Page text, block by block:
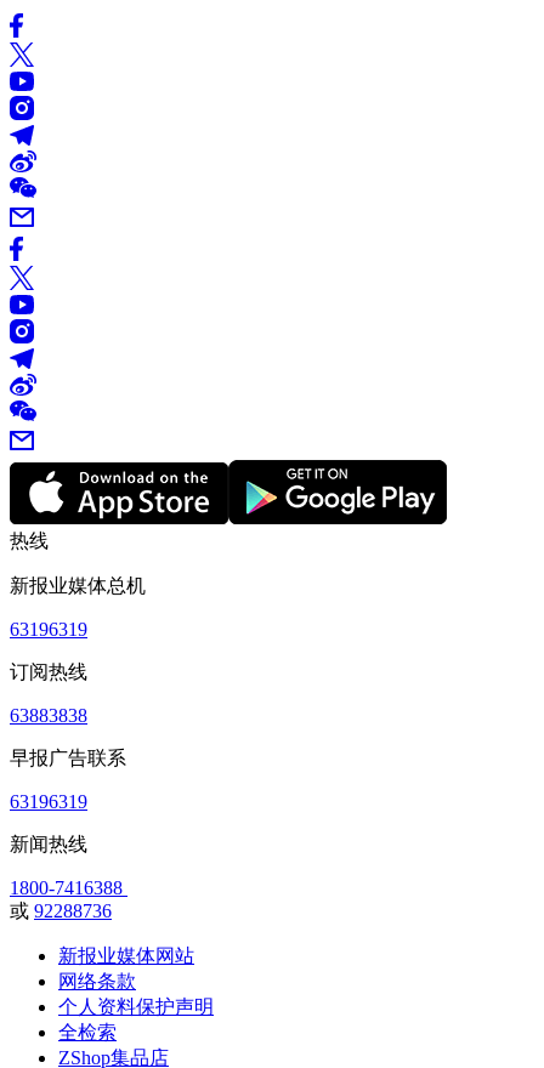
热线
新报业媒体总机
63196319
订阅热线
63883838
早报广告联系
63196319
新闻热线
1800-7416388
或 92288736
新报业媒体网站
网络条款
个人资料保护声明
全检索
ZShop集品店